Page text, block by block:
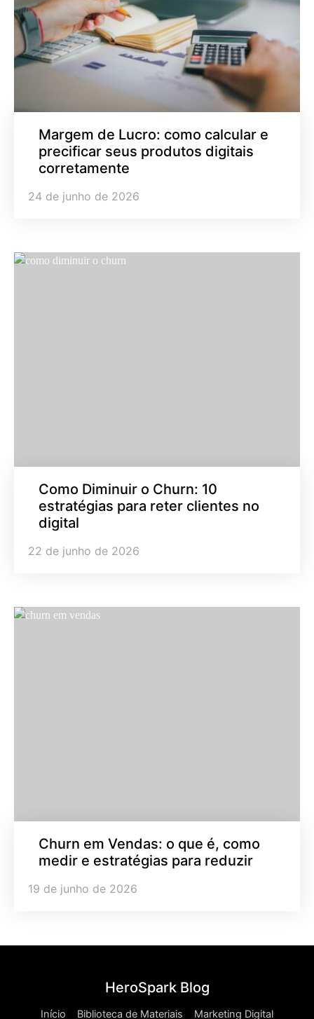
Margem de Lucro: como calcular e
precificar seus produtos digitais
corretamente
24 de junho de 2026
Como Diminuir o Churn: 10
estratégias para reter clientes no
digital
22 de junho de 2026
Churn em Vendas: o que é, como
medir e estratégias para reduzir
19 de junho de 2026
Início Biblioteca de Materiais Marketing Digital
HeroSpark Blog